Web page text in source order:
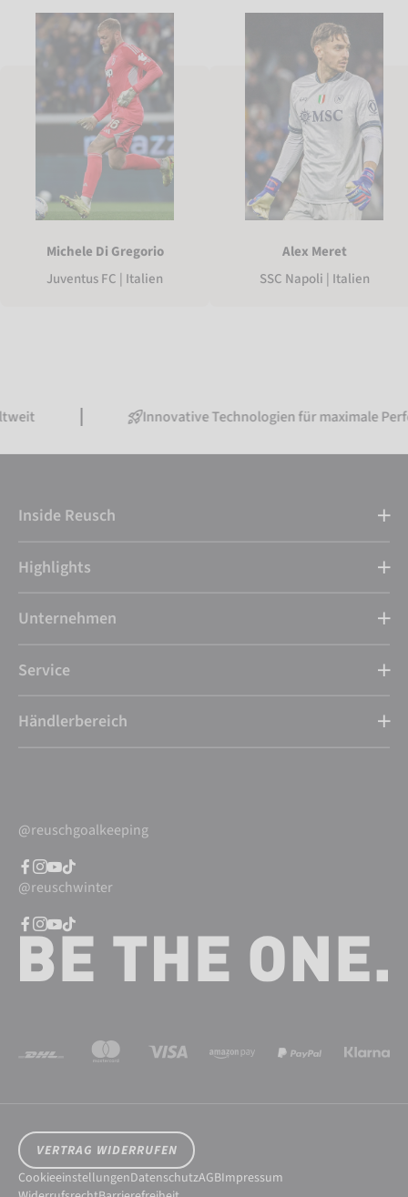
Michele Di Gregorio
Juventus FC | Italien
Alex Meret
SSC Napoli | Italien
Innovative Technologien für maximale Performance
Inside Reusch
Highlights
Unternehmen
Service
Händlerbereich
@reuschgoalkeeping
@reuschwinter
VERTRAG WIDERRUFEN
CookieeinstellungenDatenschutzAGBImpressum